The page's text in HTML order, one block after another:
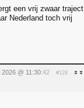
een vrij zwaar traject
Nederland toch vrij
@ 11:30:42 #128